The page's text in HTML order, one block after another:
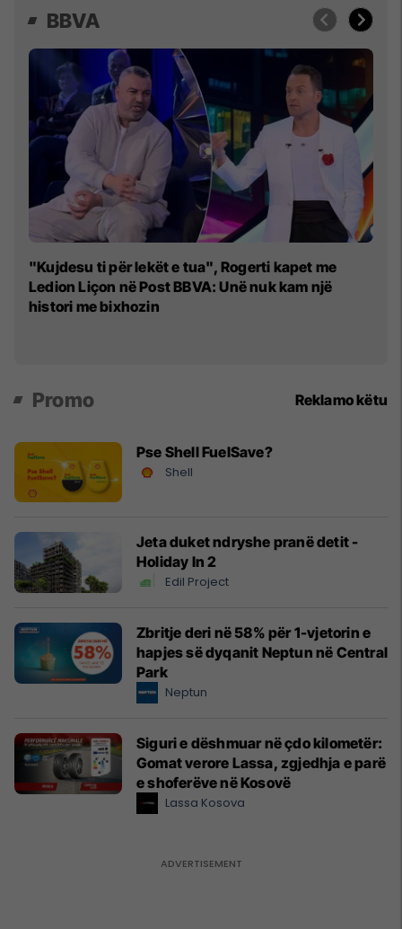
BBVA
"Kujdesu ti për lekët e tua", Rogerti kapet me
Ledion Liçon në Post BBVA: Unë nuk kam një
histori me bixhozin
Promo Reklamo këtu
Pse Shell FuelSave?
Shell
Jeta duket ndryshe pranë detit -
Holiday In 2
Edil Project
Zbritje deri në 58% për 1-vjetorin e
hapjes së dyqanit Neptun në Central
Park
Neptun
Siguri e dëshmuar në çdo kilometër:
Gomat verore Lassa, zgjedhja e parë
e shoferëve në Kosovë
Lassa Kosova